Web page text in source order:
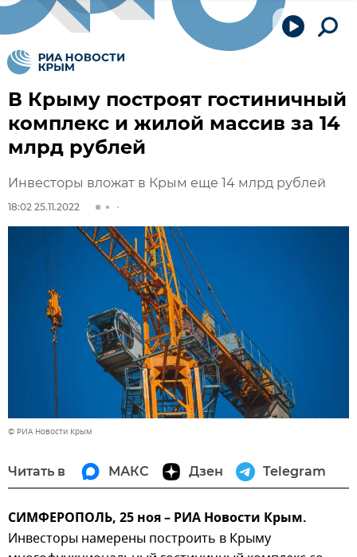
В Крыму построят гостиничный
комплекс и жилой массив за 14
млрд рублей
Инвесторы вложат в Крым еще 14 млрд рублей
18:02 25.11.2022
© РИА Новости Крым
Читать в МАКС Дзен Telegram
СИМФЕРОПОЛЬ, 25 ноя – РИА Новости Крым.
Инвесторы намерены построить в Крыму